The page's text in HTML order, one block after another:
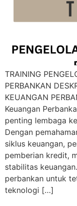
TRAINING
PERBANKAN
KEUANGAN
Keuangan
penting lembaga
Dengan
siklus keuangan,
pemberian kredit,
stabilitas
perbankan untuk
teknologi […]